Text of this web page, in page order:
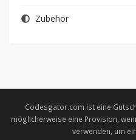
Zubehör
Codesgator.com ist eine
möglicherweise eine Provision,
verwenden, um